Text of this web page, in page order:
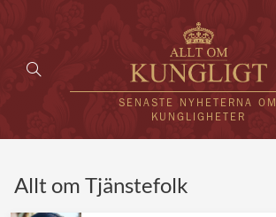
SENASTE NYHETERNA OM
KUNGLIGHETER
Allt om Tjänstefolk